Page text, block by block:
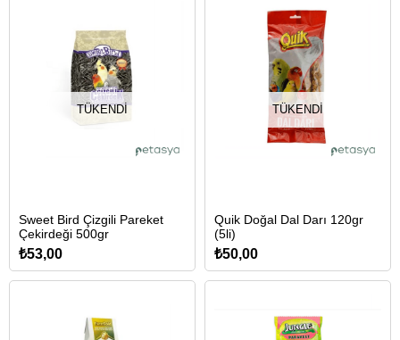
TÜKENDI
Sweet Bird Çizgili Pareket
Çekirdeği 500gr
₺53,00
TÜKENDI
Quik Doğal Dal Darı 120gr
(5li)
₺50,00